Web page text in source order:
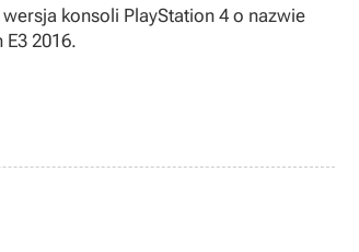
konsoli PlayStation 4 o nazwie
2016.